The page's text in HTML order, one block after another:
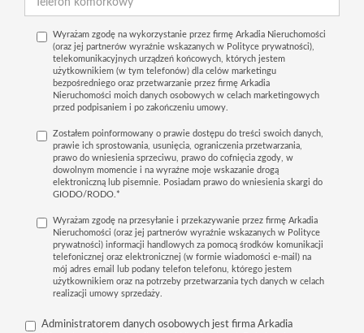
Wyrażam zgodę na wykorzystanie przez firmę Arkadia Nieruchomości
(oraz jej partnerów wyraźnie wskazanych w Polityce prywatności),
telekomunikacyjnych urządzeń końcowych, których jestem
użytkownikiem (w tym telefonów) dla celów marketingu
bezpośredniego oraz przetwarzanie przez firmę Arkadia
Nieruchomości moich danych osobowych w celach marketingowych
przed podpisaniem i po zakończeniu umowy.
Zostałem poinformowany o prawie dostępu do treści swoich danych,
prawie ich sprostowania, usunięcia, ograniczenia przetwarzania,
prawo do wniesienia sprzeciwu, prawo do cofnięcia zgody, w
dowolnym momencie i na wyraźne moje wskazanie drogą
elektroniczną lub pisemnie. Posiadam prawo do wniesienia skargi do
GIODO/RODO.*
Wyrażam zgodę na przesyłanie i przekazywanie przez firmę Arkadia
Nieruchomości (oraz jej partnerów wyraźnie wskazanych w Polityce
prywatności) informacji handlowych za pomocą środków komunikacji
telefonicznej oraz elektronicznej (w formie wiadomości e-mail) na
mój adres email lub podany telefon telefonu, którego jestem
użytkownikiem oraz na potrzeby przetwarzania tych danych w celach
realizacji umowy sprzedaży.
Administratorem danych osobowych jest firma Arkadia